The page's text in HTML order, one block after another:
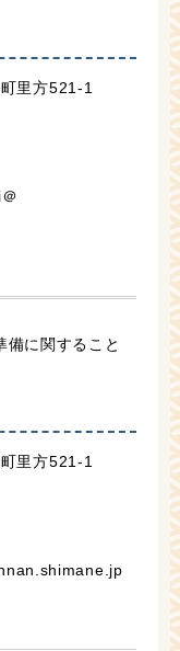
里方521-1
備に関すること
里方521-1